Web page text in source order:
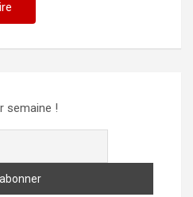
semaine !